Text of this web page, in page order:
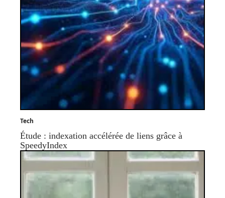
Tech
Étude : indexation accélérée de liens grâce à
SpeedyIndex